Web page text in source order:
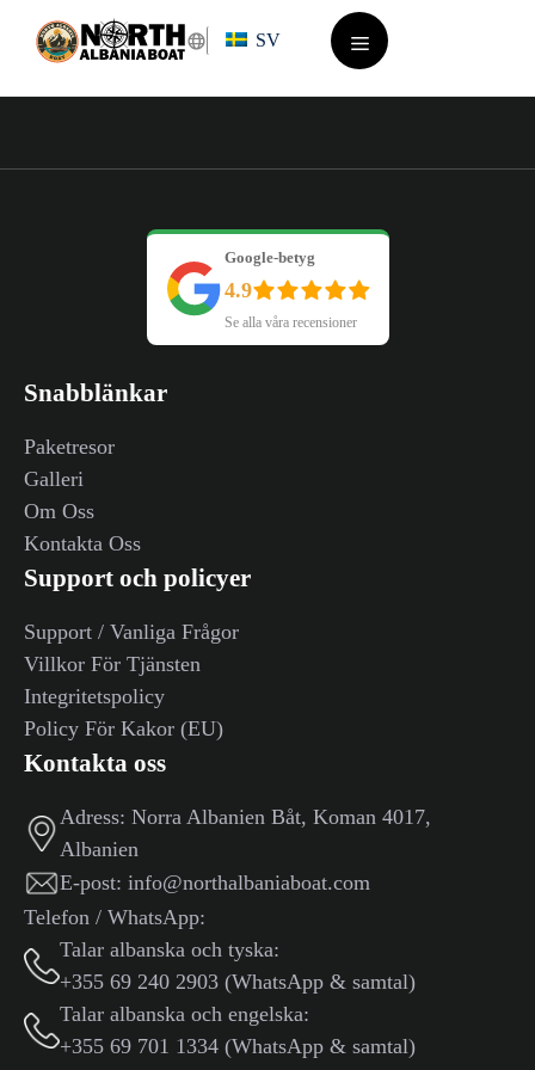
innehåll
SV
Meny
Google-betyg
4.9
Se alla våra recensioner
Snabblänkar
Paketresor
Galleri
Om Oss
Kontakta Oss
Support och policyer
Support / Vanliga Frågor
Villkor För Tjänsten
Integritetspolicy
Policy För Kakor (EU)
Kontakta oss
Adress: Norra Albanien Båt, Koman 4017,
Albanien
E-post: info@northalbaniaboat.com
Telefon / WhatsApp:
Talar albanska och tyska:
+355 69 240 2903 (WhatsApp & samtal)
Talar albanska och engelska:
+355 69 701 1334 (WhatsApp & samtal)